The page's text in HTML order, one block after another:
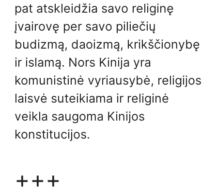
pat atskleidžia savo religinę
įvairovę per savo piliečių
budizmą, daoizmą, krikščionybę
ir islamą. Nors Kinija yra
komunistinė vyriausybė, religijos
laisvė suteikiama ir religinė
veikla saugoma Kinijos
konstitucijos.
+++